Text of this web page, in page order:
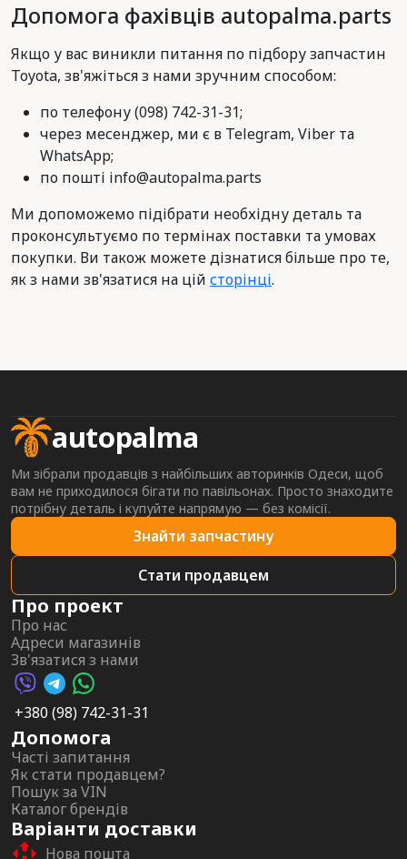
Допомога фахівців autopalma.parts
Якщо у вас виникли питання по підбору запчастин
Toyota, зв'яжіться з нами зручним способом:
по телефону (098) 742-31-31;
через месенджер, ми є в Telegram, Viber та
WhatsApp;
по пошті info@autopalma.parts
Ми допоможемо підібрати необхідну деталь та
проконсультуємо по термінах поставки та умовах
покупки. Ви також можете дізнатися більше про те,
як з нами зв'язатися на цій сторінці.
autopalma
Ми зібрали продавців з найбільших авторинків Одеси, щоб
вам не приходилося бігати по павільонах. Просто знаходите
потрібну деталь і купуйте напрямую — без комісії.
Знайти запчастину
Стати продавцем
Про проект
Про нас
Адреси магазинів
Зв'язатися з нами
Viber AutoPalma
Telegram AutoPalma
WhatsApp AutoPalma
+380 (98) 742-31-31
Допомога
Часті запитання
Як стати продавцем?
Пошук за VIN
Каталог брендів
Варіанти доставки
Нова пошта